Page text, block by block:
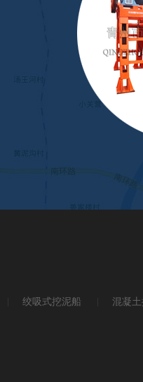
LWC系列离心式
绞吸式挖泥船 混凝